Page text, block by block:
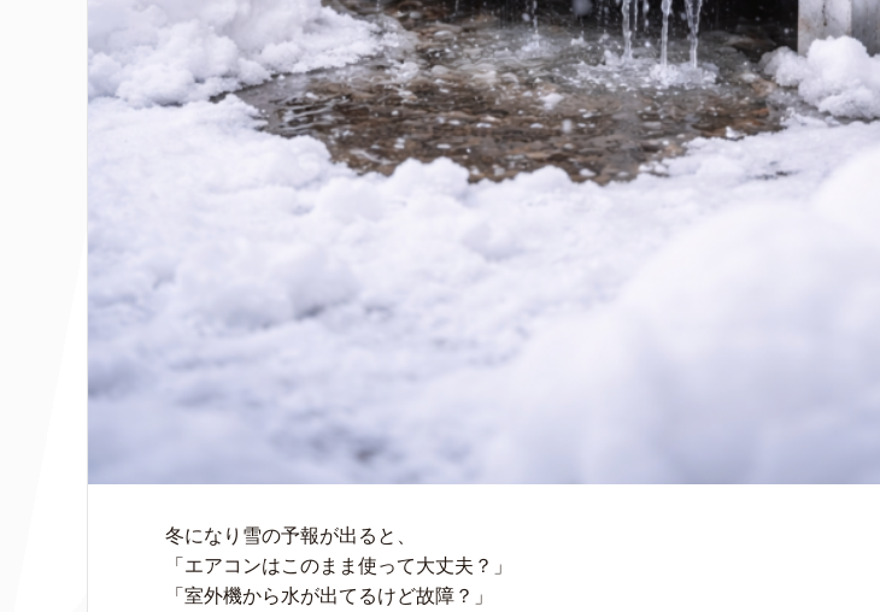
冬になり雪の予報が出ると、
「エアコンはこのまま使って大丈夫？」
「室外機から水が出てるけど故障？」